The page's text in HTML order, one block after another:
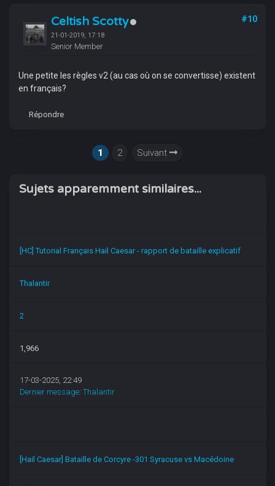
Celtish Scotty
21-01-2019, 17:18
Senior Member
#10
Une petite les règles v2 (au cas où on se convertisse) existent
en français?
Répondre
1 2 Suivant
Sujets apparemment similaires...
[HC] Tutorial Français Hail Caesar - rapport de bataille explicatif
Thalantir
2
1,966
17-03-2025, 22:49
Dernier message:Thalantir
[Hail Caesar] Bataille de Corcyre -301 Syracuse vs Macédoine